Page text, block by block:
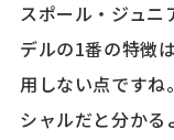
スポール・ジュニ
デルの1番の特徴
用しない点ですね
シャルだと分かる